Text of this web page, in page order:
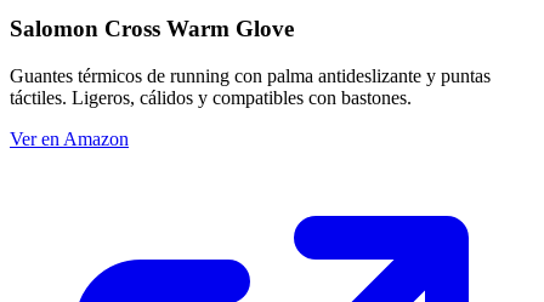
Salomon Cross Warm Glove
Guantes térmicos de running con palma antideslizante y puntas
táctiles. Ligeros, cálidos y compatibles con bastones.
Ver en Amazon